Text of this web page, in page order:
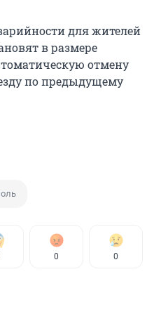
для жителей
в размере
отмену
по предыдущему
0 0